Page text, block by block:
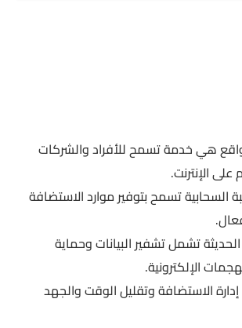
هي خدمة تسمح للأفراد والشركات
الإنترنت.
السحابية تسمح بتوفير موارد الاستضافة
تشمل تشفير البيانات وحماية
الإلكترونية.
الاستضافة وتقليل الوقت والجهد